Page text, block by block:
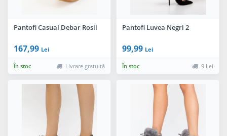
Pantofi Casual Debar Rosii
167,99 Lei
În stoc Livrare gratuită
Pantofi Luvea Negri 2
99,99 Lei
În stoc 9 Lei